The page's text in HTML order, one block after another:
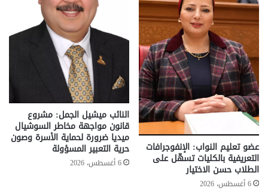
عضو تعليم النواب: الإنفوجرافات
التعريفية بالكليات تسهّل على
الطلاب حسن الاختيار
6 أغسطس، 2026
النائب ميشيل الجمل: مشروع
قانون مواجهة مخاطر السوشيال
ميديا ضرورة لحماية الأسرة وصون
حرية التعبير المسؤولة
6 أغسطس، 2026